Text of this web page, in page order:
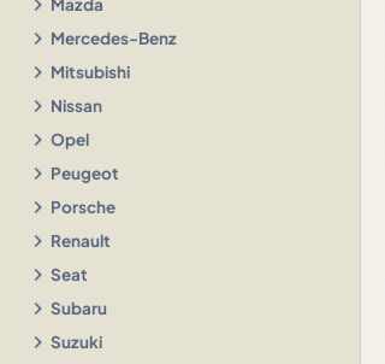
Mazda
chevron_right Mercedes-Benz
chevron_right Mitsubishi
chevron_right Nissan
chevron_right Opel
chevron_right Peugeot
chevron_right Porsche
chevron_right Renault
chevron_right Seat
chevron_right Subaru
chevron_right Suzuki